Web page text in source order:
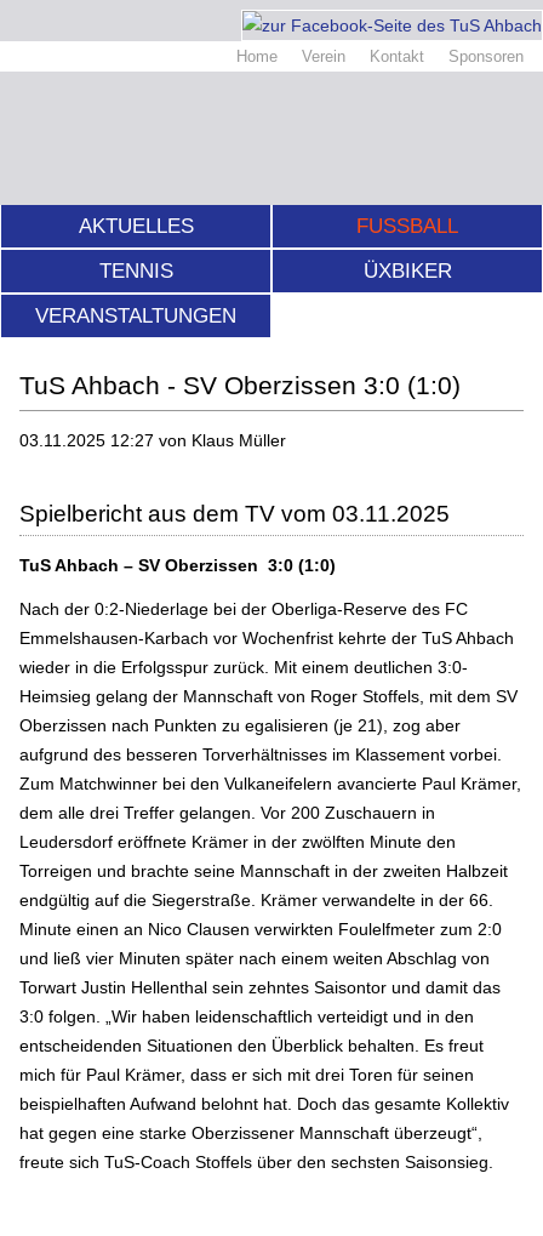
Home Verein Kontakt Sponsoren
AKTUELLES
FUSSBALL
TENNIS
ÜXBIKER
VERANSTALTUNGEN
TuS Ahbach - SV Oberzissen 3:0 (1:0)
03.11.2025 12:27 von Klaus Müller
Spielbericht aus dem TV vom 03.11.2025
TuS Ahbach – SV Oberzissen 3:0 (1:0)
Nach der 0:2-Niederlage bei der Oberliga-Reserve des FC
Emmelshausen-Karbach vor Wochenfrist kehrte der TuS Ahbach
wieder in die Erfolgsspur zurück. Mit einem deutlichen 3:0-
Heimsieg gelang der Mannschaft von Roger Stoffels, mit dem SV
Oberzissen nach Punkten zu egalisieren (je 21), zog aber
aufgrund des besseren Torverhältnisses im Klassement vorbei.
Zum Matchwinner bei den Vulkaneifelern avancierte Paul Krämer,
dem alle drei Treffer gelangen. Vor 200 Zuschauern in
Leudersdorf eröffnete Krämer in der zwölften Minute den
Torreigen und brachte seine Mannschaft in der zweiten Halbzeit
endgültig auf die Siegerstraße. Krämer verwandelte in der 66.
Minute einen an Nico Clausen verwirkten Foulelfmeter zum 2:0
und ließ vier Minuten später nach einem weiten Abschlag von
Torwart Justin Hellenthal sein zehntes Saisontor und damit das
3:0 folgen. „Wir haben leidenschaftlich verteidigt und in den
entscheidenden Situationen den Überblick behalten. Es freut
mich für Paul Krämer, dass er sich mit drei Toren für seinen
beispielhaften Aufwand belohnt hat. Doch das gesamte Kollektiv
hat gegen eine starke Oberzissener Mannschaft überzeugt“,
freute sich TuS-Coach Stoffels über den sechsten Saisonsieg.